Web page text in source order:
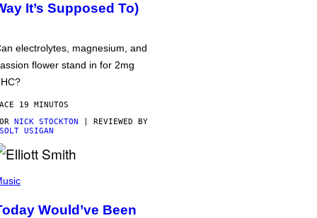
It’s Supposed To)
electrolytes, magnesium, and
flower stand in for 2mg
19 MINUTOS
NICK STOCKTON | REVIEWED BY
USIGAN
Would’ve Been